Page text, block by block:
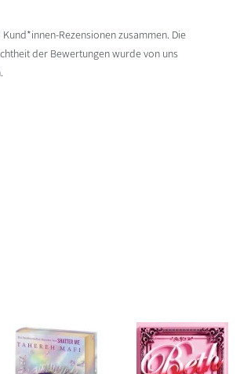
Rezensionen zusammen. Die
der Bewertungen wurde von uns